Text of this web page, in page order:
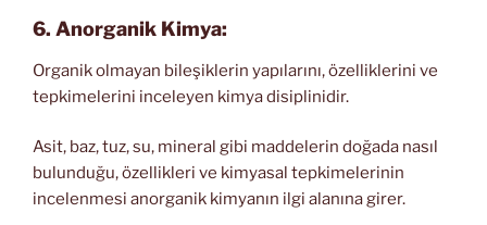
6. Anorganik Kimya:
Organik olmayan bileşiklerin yapılarını, özelliklerini ve
tepkimelerini inceleyen kimya disiplinidir.
Asit, baz, tuz, su, mineral gibi maddelerin doğada nasıl
bulunduğu, özellikleri ve kimyasal tepkimelerinin
incelenmesi anorganik kimyanın ilgi alanına girer.